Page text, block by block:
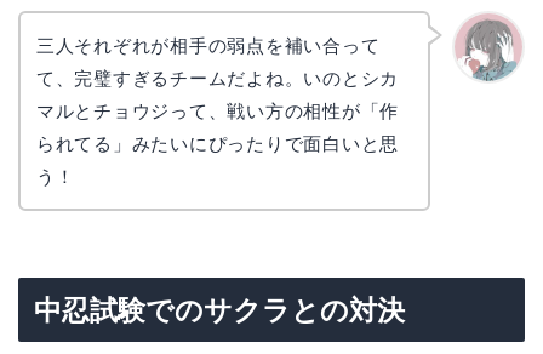
三人それぞれが相手の弱点を補い合って
て、完璧すぎるチームだよね。いのとシカ
マルとチョウジって、戦い方の相性が「作
られてる」みたいにぴったりで面白いと思
う！
中忍試験でのサクラとの対決